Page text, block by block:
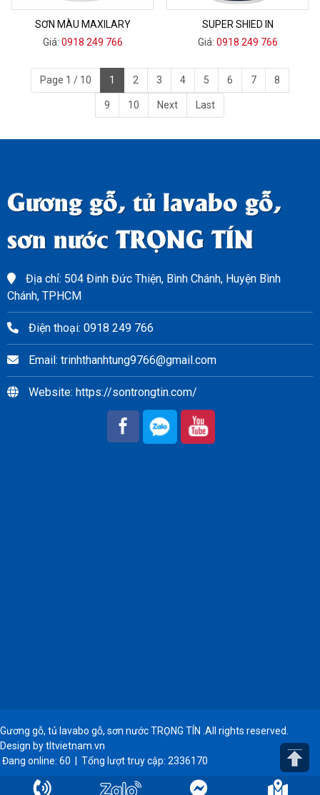
SƠN MÀU MAXILARY
Giá: 0918 249 766
SUPER SHIED IN
Giá: 0918 249 766
Page 1 / 10 1 2 3 4 5 6 7 8
9 10 Next Last
Gương gỗ, tủ lavabo gỗ,
sơn nước TRỌNG TÍN
Địa chỉ: 504 Đinh Đức Thiện, Bình Chánh, Huyện Bình
Chánh, TPHCM
Điện thoại: 0918 249 766
Email: trinhthanhtung9766@gmail.com
Website: https://sontrongtin.com/
Gương gỗ, tủ lavabo gỗ, sơn nước TRỌNG TÍN .All rights reserved.
Design by tltvietnam.vn
Đang online: 60 Tổng lượt truy cập: 2336170